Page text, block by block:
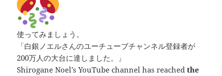
使ってみましょう。
「白銀ノエルさんのユーチューブチャンネル登録者が
200万人の大台に達しました。」
Shirogane Noel’s YouTube channel has reachedthe